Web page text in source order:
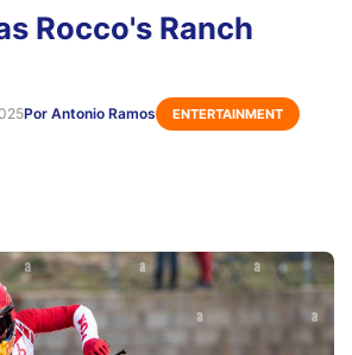
Rocco's Ranch
Por Antonio Ramos ENTERTAINMENT